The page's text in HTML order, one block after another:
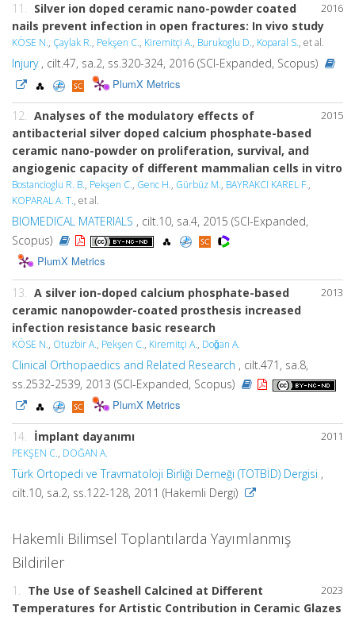
2016
11. Silver ion doped ceramic nano-powder coated
nails prevent infection in open fractures: In vivo study
KÖSE N., Çaylak R., Pekşen C., Kiremitçi A., Burukoglu D., Koparal S., et al.
Injury, cilt.47, sa.2, ss.320-324, 2016 (SCI-Expanded, Scopus)
PlumX Metrics
2015
12. Analyses of the modulatory effects of
antibacterial silver doped calcium phosphate-based
ceramic nano-powder on proliferation, survival, and
angiogenic capacity of different mammalian cells in vitro
Bostancioglu R. B., Pekşen C., Genc H., Gürbüz M., BAYRAKCI KAREL F.,
KOPARAL A. T., et al.
BIOMEDICAL MATERIALS , cilt.10, sa.4, 2015 (SCI-Expanded,
Scopus)
PlumX Metrics
2013
13. A silver ion-doped calcium phosphate-based
ceramic nanopowder-coated prosthesis increased
infection resistance basic research
KÖSE N., Otuzbir A., Pekşen C., Kiremitçi A., Doǧan A.
Clinical Orthopaedics and Related Research , cilt.471, sa.8,
ss.2532-2539, 2013 (SCI-Expanded, Scopus)
PlumX Metrics
2011
14. İmplant dayanımı
PEKŞEN C., DOĞAN A.
Türk Ortopedi ve Travmatoloji Birliği Derneği (TOTBİD) Dergisi ,
cilt.10, sa.2, ss.122-128, 2011 (Hakemli Dergi)
Hakemli Bilimsel Toplantılarda Yayımlanmış
Bildiriler
2023
1. The Use of Seashell Calcined at Different
Temperatures for Artistic Contribution in Ceramic Glazes